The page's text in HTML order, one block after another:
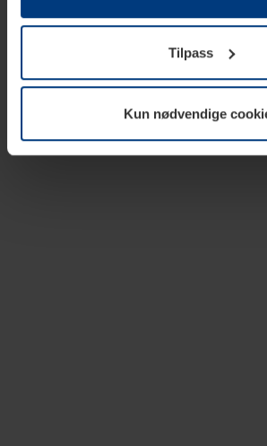
trenger vi din tillatelse. Du kan når
tilbakekalle ditt samtykke i forklaringen
informasjonskapselen på siden
Tilpass
Kun nødvendige